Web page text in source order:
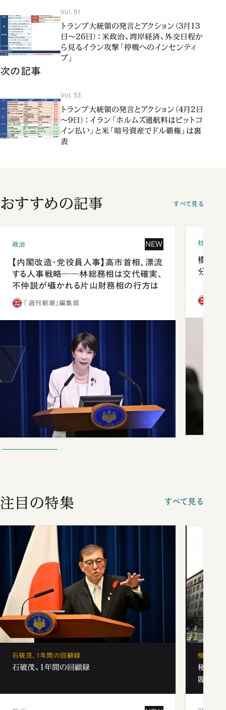
Vol. 51
トランプ大統領の発言とアクション（3月13
日～26日）：米政治、湾岸経済、外交日程か
ら見るイラン攻撃「停戦へのインセンティ
ブ」
次の記事
Vol. 53
トランプ大統領の発言とアクション（4月2日
～9日）：イラン「ホルムズ通航料はビットコ
イン払い」と米「暗号資産でドル覇権」は裏
表
おすすめの記事 すべて見る
政治 NEW
【内閣改造・党役員人事】高市首相、漂流
する人事戦略――林総務相は交代確実、
不仲説が囁かれる片山財務相の行方は
「週刊新潮」編集部
社会
橋本愛
分 佐
注目の特集 すべて見る
石破茂、1年間の回顧録
石破茂、1年間の回顧録
極秘裏名
極秘裏
閥と出